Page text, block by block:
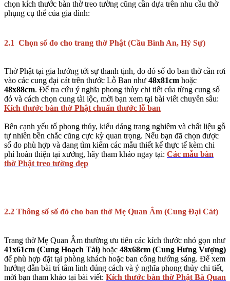
chọn kích thước bàn thờ treo tường cũng cần dựa trên nhu cầu thờ
phụng cụ thể của gia đình:
2.1 Chọn số đo cho trang thờ Phật (Cầu Bình An, Hỷ Sự)
Thờ Phật tại gia hướng tới sự thanh tịnh, do đó số đo ban thờ cần rơi
vào các cung đại cát trên thước Lỗ Ban như 48x81cm hoặc
48x88cm. Để tra cứu ý nghĩa phong thủy chi tiết của từng cung số
đỏ và cách chọn cung tài lộc, mời bạn xem tại bài viết chuyên sâu:
Kích thước bàn thờ Phật chuẩn thước lỗ ban
Bên cạnh yếu tố phong thủy, kiểu dáng trang nghiêm và chất liệu gỗ
tự nhiên bền chắc cũng cực kỳ quan trọng. Nếu bạn đã chọn được
số đo phù hợp và đang tìm kiếm các mẫu thiết kế thực tế kèm chi
phí hoàn thiện tại xưởng, hãy tham khảo ngay tại: Các mẫu bàn
thờ Phật treo tường đẹp
2.2 Thông số số đỏ cho ban thờ Mẹ Quan Âm (Cung Đại Cát)
Trang thờ Mẹ Quan Âm thường ưu tiên các kích thước nhỏ gọn như
41x61cm (Cung Hoạch Tài) hoặc 48x68cm (Cung Hưng Vượng)
để phù hợp đặt tại phòng khách hoặc ban công hướng sáng. Để xem
hướng dẫn bài trí tâm linh đúng cách và ý nghĩa phong thủy chi tiết,
mời bạn tham khảo tại bài viết: Kích thước bàn thờ Phật Bà Quan